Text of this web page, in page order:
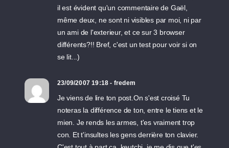
il est évident qu'un commentaire de Gaël,
même deux, ne sont ni visibles par moi, ni par
un ami de l'exterieur, et ce sur 3 browser
différents?!! Bref, c'est un test pour voir si on
se lit...)
23/09/2007 19:18 - fredem
Je viens de lire ton post.On s'est croisé Tu
noteras la différence de ton, entre le tiens et le
mien. Je rends les armes, t'es vraiment trop
con. Et t'insultes les gens derrière ton clavier.